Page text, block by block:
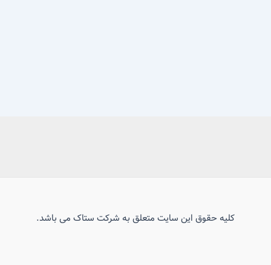
کلیه حقوق این سایت متعلق به شرکت ستاک می باشد.